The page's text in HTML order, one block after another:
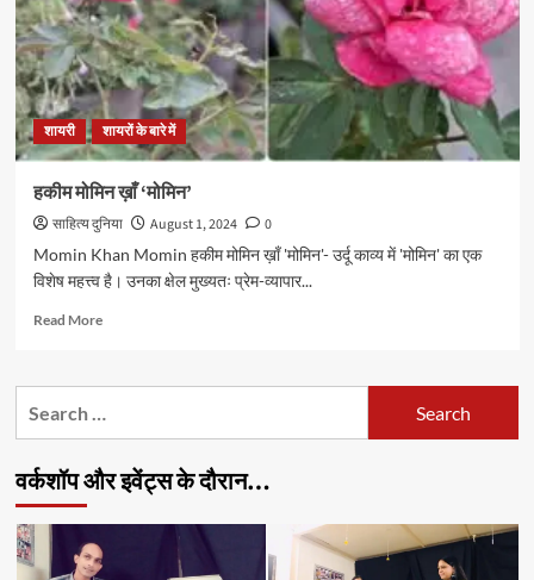
शायरी शायरों के बारे में
हकीम मोमिन ख़ाँ ‘मोमिन’
साहित्य दुनिया August 1, 2024
0
Momin Khan Momin हकीम मोमिन ख़ाँ 'मोमिन'- उर्दू काव्य में 'मोमिन' का एक
विशेष महत्त्व है। उनका क्षेल मुख्यतः प्रेम-व्यापार...
Read MoreRead
हकीम
वर्कशॉप और इवेंट्स के दौरान…